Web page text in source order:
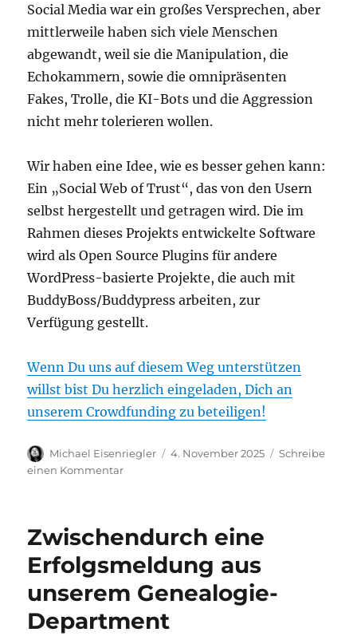
Social Media war ein großes Versprechen, aber
mittlerweile haben sich viele Menschen
abgewandt, weil sie die Manipulation, die
Echokammern, sowie die omnipräsenten
Fakes, Trolle, die KI-Bots und die Aggression
nicht mehr tolerieren wollen.
Wir haben eine Idee, wie es besser gehen kann:
Ein „Social Web of Trust“, das von den Usern
selbst hergestellt und getragen wird. Die im
Rahmen dieses Projekts entwickelte Software
wird als Open Source Plugins für andere
WordPress-basierte Projekte, die auch mit
BuddyBoss/Buddypress arbeiten, zur
Verfügung gestellt.
Wenn Du uns auf diesem Weg unterstützen
willst bist Du herzlich eingeladen, Dich an
unserem Crowdfunding zu beteiligen!
Autor
Michael Eisenriegler
Veröffentlicht
4. November 2025
Schreibe
einen Kommentarzu
zurück
jetzt
unterstützen!
Zwischendurch eine
Erfolgsmeldung aus
unserem Genealogie-
Department